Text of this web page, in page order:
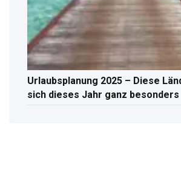
Urlaubsplanung 2025 – Diese
sich dieses Jahr ganz besonders